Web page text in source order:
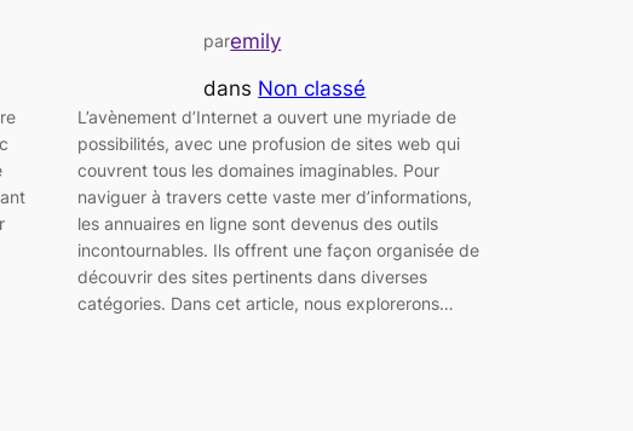
paremily
dans Non classé
L’avènement d’Internet a ouvert une myriade de
possibilités, avec une profusion de sites web qui
couvrent tous les domaines imaginables. Pour
naviguer à travers cette vaste mer d’informations,
les annuaires en ligne sont devenus des outils
incontournables. Ils offrent une façon organisée de
découvrir des sites pertinents dans diverses
catégories. Dans cet article, nous explorerons…